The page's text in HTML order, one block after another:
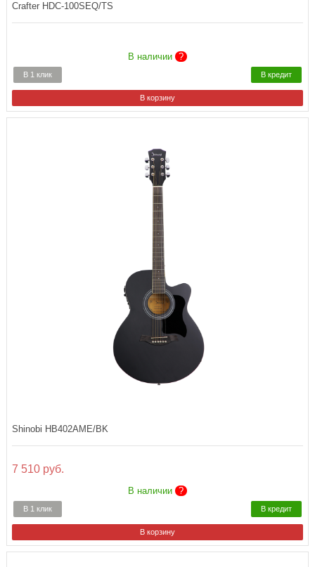
Crafter HDC-100SEQ/TS
В наличии ?
В 1 клик В кредит
Shinobi HB402AME/BK
7 510 руб.
В наличии ?
В 1 клик В кредит